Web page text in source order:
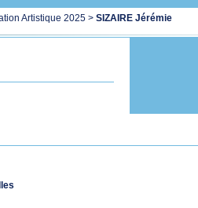
Artistique 2025 > SIZAIRE Jérémie